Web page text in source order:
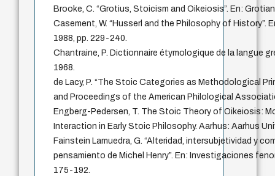
Brooke, C. “Grotius, Stoicism and Oikeiosis”. En:
Casement, W. “Husserl and the Philosophy of History”.
1988, pp. 229-240.
Chantraine, P. Dictionnaire étymologique de la langue
1968.
de Lacy, P. “The Stoic Categories as Methodological
and Proceedings of the American Philological
Engberg-Pedersen, T. The Stoic Theory of Oikeiosis:
Interaction in Early Stoic Philosophy. Aarhus: Aarhus
Fainstein Lamuedra, G. “Alteridad, intersubjetividad y
pensamiento de Michel Henry”. En: Investigaciones
175-192.